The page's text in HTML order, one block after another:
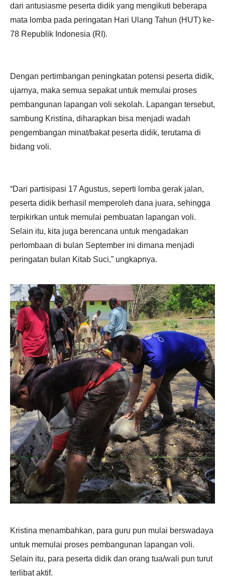
dari antusiasme peserta didik yang mengikuti beberapa
mata lomba pada peringatan Hari Ulang Tahun (HUT) ke-
78 Republik Indonesia (RI).
Dengan pertimbangan peningkatan potensi peserta didik,
ujarnya, maka semua sepakat untuk memulai proses
pembangunan lapangan voli sekolah. Lapangan tersebut,
sambung Kristina, diharapkan bisa menjadi wadah
pengembangan minat/bakat peserta didik, terutama di
bidang voli.
“Dari partisipasi 17 Agustus, seperti lomba gerak jalan,
peserta didik berhasil memperoleh dana juara, sehingga
terpikirkan untuk memulai pembuatan lapangan voli.
Selain itu, kita juga berencana untuk mengadakan
perlombaan di bulan September ini dimana menjadi
peringatan bulan Kitab Suci,” ungkapnya.
Kristina menambahkan, para guru pun mulai berswadaya
untuk memulai proses pembangunan lapangan voli.
Selain itu, para peserta didik dan orang tua/wali pun turut
terlibat aktif.